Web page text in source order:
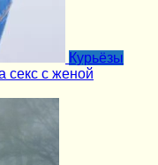
Курьёзы
секс с женой